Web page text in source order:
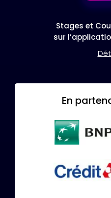
Stages et
sur
En